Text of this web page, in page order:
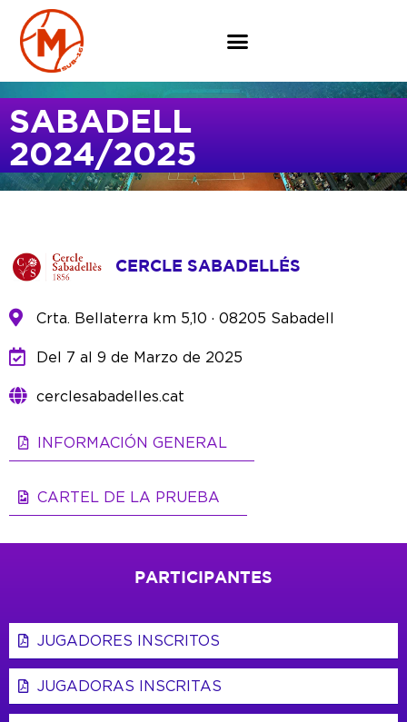
SABADELL
2024/2025
CERCLE SABADELLÉS
Crta. Bellaterra km 5,10 · 08205 Sabadell
Del 7 al 9 de Marzo de 2025
cerclesabadelles.cat
INFORMACIÓN GENERAL
CARTEL DE LA PRUEBA
PARTICIPANTES
JUGADORES INSCRITOS
JUGADORAS INSCRITAS